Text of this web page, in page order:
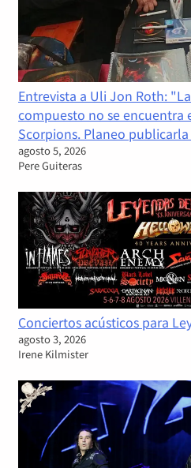
Entrevista a Uli Jon Roth:
compuesto no se encuentra
Scorpions. Planeo
agosto 5, 2026
Pere Guiteras
Conciertos acústicos para
agosto 3, 2026
Irene Kilmister